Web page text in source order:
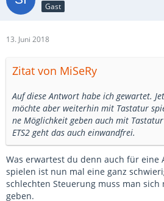
Gast
13. Juni 2018
Zitat von MiSeRy
Auf diese Antwort habe ich gewartet.
möchte aber weiterhin mit Tastatur
ne Möglichkeit geben auch mit
ETS2 geht das auch einwandfrei.
Was erwartest du denn auch für eine
spielen ist nun mal eine ganz
schlechten Steuerung muss man
geben.